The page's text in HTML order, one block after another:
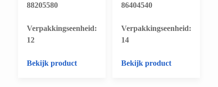
88205580
​Verpakkingseenheid:
12
Bekijk product
86404540
​Verpakkingseenheid:
14
Bekijk product